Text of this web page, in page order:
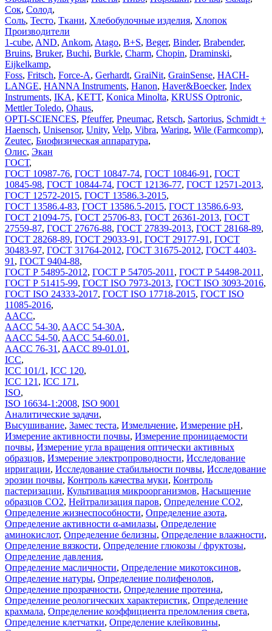
Сок, Солод,
Соль, Тесто, Ткани, Хлебобулочные изделия, Хлопок
Производители
1-cube, AND, Ankom, Atago, B+S, Beger, Binder, Brabender,
Bruins, Bruker, Buchi, Burkle, Charm, Chopin, Draminski,
Eijkelkamp,
Foss, Fritsch, Force-A, Gerhardt, GraiNit, GrainSense, HACH-
LANGE, HANNA Instruments, Hanon, Haver&Boecker, Index
Instruments, IKA, KETT, Konica Minolta, KRUSS Optronic,
Mettler Toledo, Ohaus,
OPTI-SCIENCES, Pfeuffer, Pneumac, Retsch, Sartorius, Schmidt +
Haensch, Unisensor, Unity, Velp, Vibra, Waring, Wile (Farmcomp),
Zeutec, Биофизическая аппаратура,
Олис, Экан
ГОСТ,
ГОСТ 10987-76, ГОСТ 10847-74, ГОСТ 10846-91 , ГОСТ
10845-98, ГОСТ 10844-74, ГОСТ 12136-77, ГОСТ 12571-2013,
ГОСТ 12572-2015, ГОСТ 13586.3-2015,
ГОСТ 13586.4-83, ГОСТ 13586.5-2015, ГОСТ 13586.6-93,
ГОСТ 21094-75, ГОСТ 25706-83, ГОСТ 26361-2013, ГОСТ
27559-87, ГОСТ 27676-88, ГОСТ 27839-2013, ГОСТ 28168-89,
ГОСТ 28268-89, ГОСТ 29033-91 , ГОСТ 29177-91 , ГОСТ
30483-97, ГОСТ 31764-2012, ГОСТ 31675-2012, ГОСТ 4403-
91 , ГОСТ 9404-88,
ГОСТ Р 54895-2012, ГОСТ Р 54705-2011 , ГОСТ Р 54498-2011 ,
ГОСТ Р 51415-99, ГОСТ ISO 7973-2013, ГОСТ ISO 3093-2016,
ГОСТ ISO 24333-2017, ГОСТ ISO 17718-2015, ГОСТ ISO
11085-2016,
AACC,
AACC 54-30, AACC 54-30A,
AACC 54-50, AACC 54-60.01 ,
AACC 76-31 , AACC 89-01.01 ,
ICC,
ICC 101/1 , ICC 120,
ICC 121 , ICC 171 ,
ISO,
ISO 16634-1:2008, ISO 9001
Аналитические задачи,
Высушивание, Замес теста, Измельчение, Измерение pH,
Измерение активности почвы, Измерение проницаемости
почвы, Измерение угла вращения оптически активных
образцов, Измерение электропроводности, Исследование
ирригации, Исследование стабильности почвы, Исследование
эрозии почвы, Контроль качества муки, Контроль
пастеризации, Культивация микроорганизмов, Насыщение
образцов CO2, Нейтрализация паров, Определение CO2,
Определение жизнеспособности, Определение азота,
Определение активности α-амилазы, Определение
аминокислот, Определение белизны, Определение влажности,
Определение вязкости, Определение глюкозы / фруктозы,
Определение давления,
Определение масличности, Определение микотоксинов,
Определение натуры, Определение полифенолов,
Определение прозрачности, Определение протеина,
Определение реологических характеристик, Определение
крахмала, Определение коэффициента преломления света,
Определение клетчатки, Определение клейковины,